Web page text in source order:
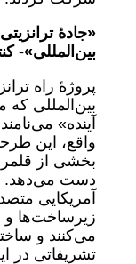
«جادۀ
بین‌المللی»-
پروژۀ راه
بین‌المللی
آینده»
واقع، این
بخشی از
دست می‌دهد.
آمریکایی
زیرساخت‌ها و
می‌کنند و
تشریفاتی در